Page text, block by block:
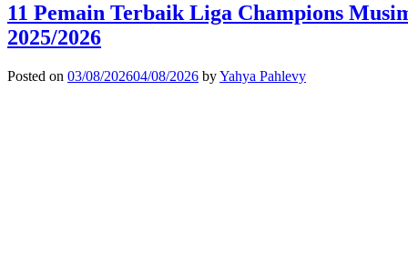
11 Pemain Terbaik Liga Champions
2025/2026
Posted on 03/08/202604/08/2026 byYahya Pahlevy